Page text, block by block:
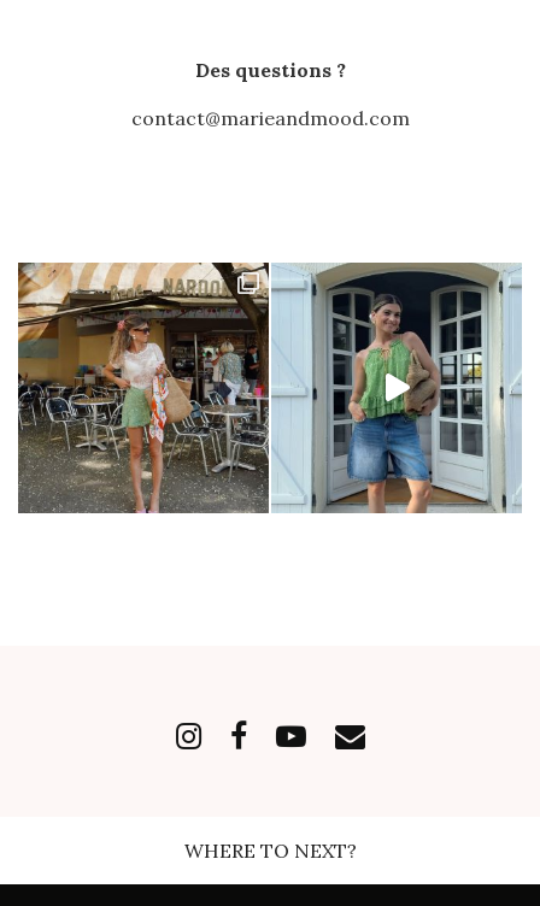
Des questions ?
contact@marieandmood.com
WHERE TO NEXT?